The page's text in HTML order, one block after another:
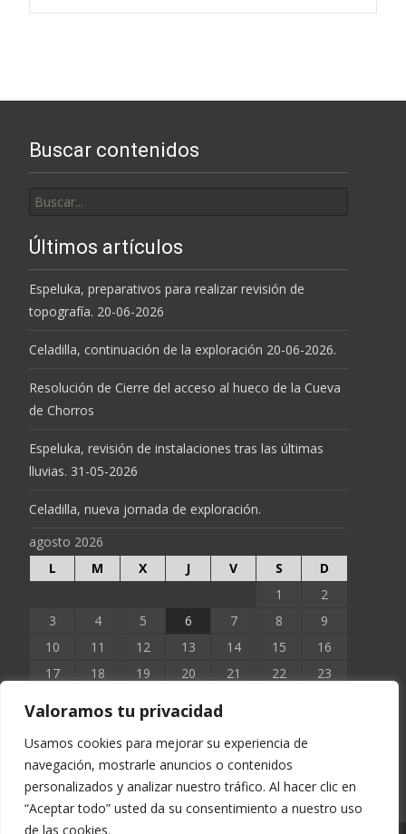
Valoramos tu privacidad
Usamos cookies para mejorar su experiencia de
navegación, mostrarle anuncios o contenidos
personalizados y analizar nuestro tráfico. Al hacer clic en
“Aceptar todo” usted da su consentimiento a nuestro uso
de las cookies.
Buscar contenidos
por:
Últimos artículos
Espeluka, preparativos para realizar revisión de
topografía. 20-06-2026
Celadilla, continuación de la exploración 20-06-2026.
Resolución de Cierre del acceso al hueco de la Cueva
de Chorros
Espeluka, revisión de instalaciones tras las últimas
lluvias. 31-05-2026
Celadilla, nueva jornada de exploración.
agosto 2026
L
M X J V S
D
1
2
3
4 5 6 7 8
9
10
11 12 13 14 15
16
17
18 19 20 21 22
23
« Jun